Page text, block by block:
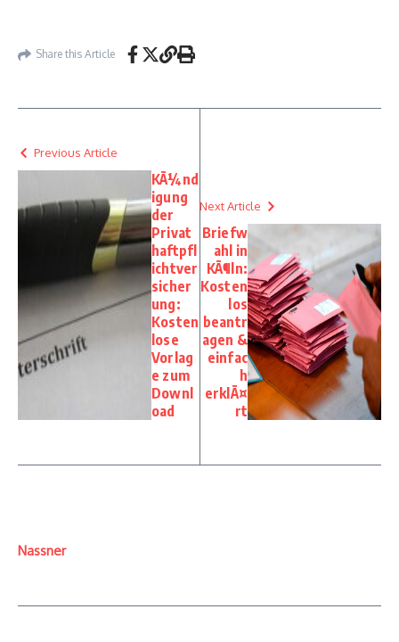
Share this Article
Previous Article
KÃ¼nd
igung
der
Privat
haftpfl
ichtver
sicher
ung:
Kosten
lose
Vorlag
e zum
Downl
oad
Next Article
Briefw
ahl in
KÃ¶ln:
Kosten
los
beantr
agen &
einfac
h
erklÃ¤
rt
Nassner